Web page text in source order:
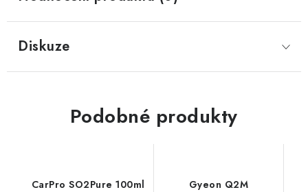
Diskuze
Podobné produkty
CarPro SO2Pure 100ml
Gyeon Q2M